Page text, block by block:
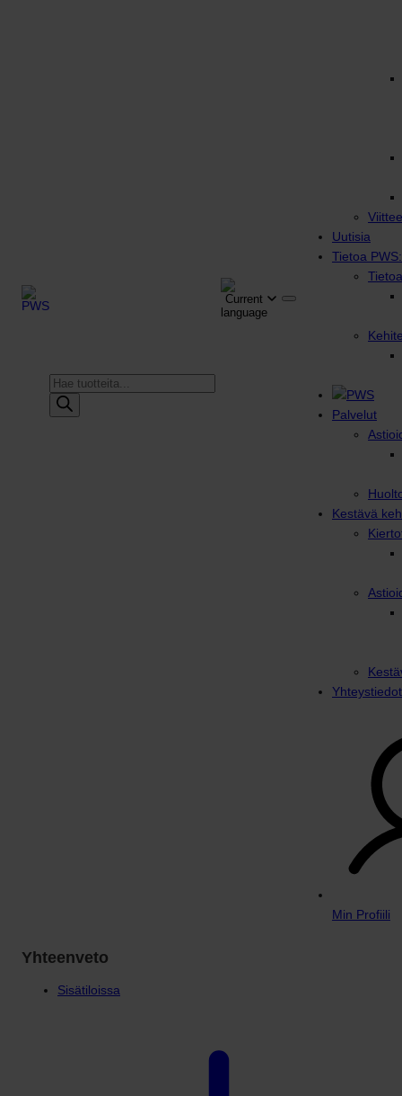
Products
search
Uutisia
Tietoa
Palvelut
Kestävä
Yhteystiedot
Min Profiili
Yhteenveto
Sisätiloissa